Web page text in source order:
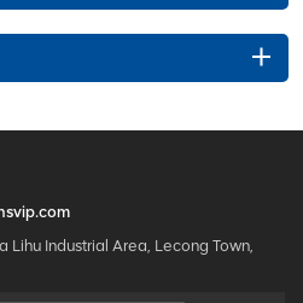
Lihu Industrial Area, Lecong Town,